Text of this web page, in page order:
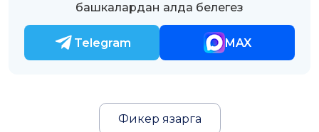
башкалардан алда белегез
Telegram MAX
Фикер язарга